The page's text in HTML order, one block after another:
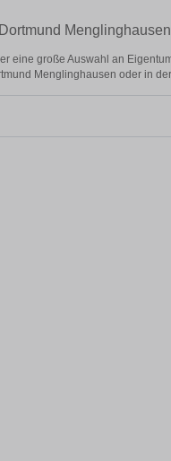
Menglinghausen
eine große Auswahl an
Menglinghausen oder in der